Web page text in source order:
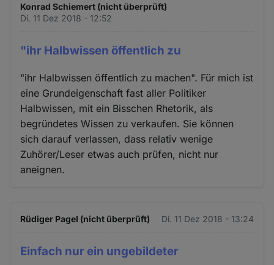
Konrad Schiemert (nicht überprüft)
Di. 11 Dez 2018 - 12:52
"ihr Halbwissen öffentlich zu
"ihr Halbwissen öffentlich zu machen". Für mich ist
eine Grundeigenschaft fast aller Politiker
Halbwissen, mit ein Bisschen Rhetorik, als
begründetes Wissen zu verkaufen. Sie können
sich darauf verlassen, dass relativ wenige
Zuhörer/Leser etwas auch prüfen, nicht nur
aneignen.
Rüdiger Pagel (nicht überprüft) Di. 11 Dez 2018 - 13:24
Einfach nur ein ungebildeter